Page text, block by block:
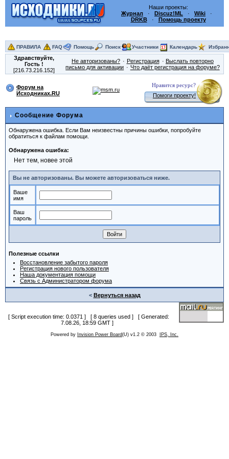
Наши проекты:
Журнал · Discuz!ML · Wiki ·
DRKB· Помощь проекту
ПРАВИЛА FAQ Помощь Поиск Участники Календарь
Здравствуйте,
Гость!
[216.73.216.152]
Не авторизованы? Регистрация
Выслать повторно
письмо для активации
Что даёт регистрация на форуме?
Форум на
Исходниках.RU
Нравится ресурс?
Помоги проекту!
Сообщение Форума
Обнаружена ошибка. Если Вам неизвестны причины ошибки, попробуйте
обратиться к файлам помощи.
Обнаружена ошибка:
Нет тем, новее этой
Вы не авторизованы. Вы можете авторизоваться ниже.
Ваше
имя
Ваш
пароль
Полезные ссылки
Восстановление забытого пароля
Регистрация нового пользователя
Наша документация помощи
Связь с Администратором форума
< Вернуться назад
[ Script execution time: 0.0371 ] [ 8 queries used ] [ Generated:
7.08.26, 18:59 GMT ]
Powered by Invision Power Board(U) v1.2 © 2003 IPS, Inc.